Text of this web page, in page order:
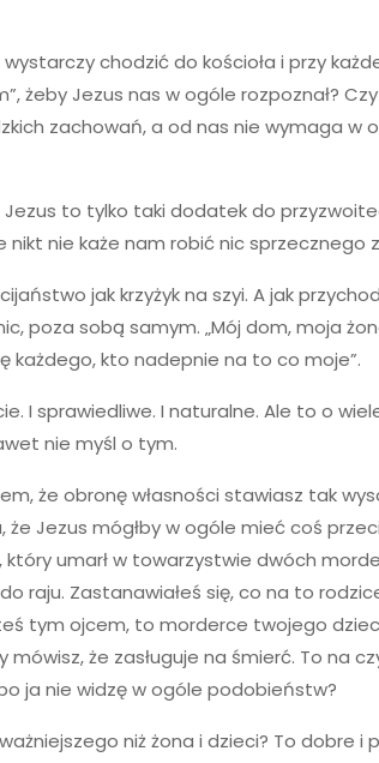
chodzić do kościoła i przy
żeby Jezus nas w ogóle rozpoznał?
zachowań, a od nas nie wymaga w
Jezus to tylko taki dodatek do
nikt nie każe nam robić nic sprzecznego
jak krzyżyk na szyi. A jak
poza sobą samym. „Mój dom, moja
każdego, kto nadepnie na to co moje”.
I sprawiedliwe. I naturalne. Ale to o
nie myśl o tym.
że obronę własności stawiasz tak
że Jezus mógłby w ogóle mieć coś
umarł w towarzystwie dwóch
raju. Zastanawiałeś się, co na to
tym ojcem, to morderce twojego
mówisz, że zasługuje na śmierć. To na
ja nie widzę w ogóle podobieństw?
niż żona i dzieci? To dobre i